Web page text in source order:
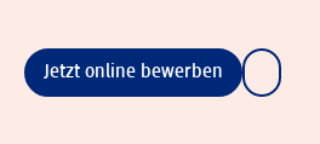
Jetzt online bewerben